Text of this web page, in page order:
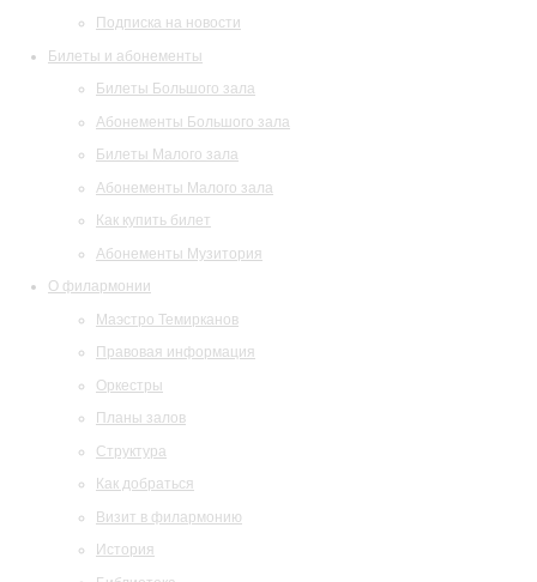
Подписка на новости
Билеты и абонементы
Билеты Большого зала
Абонементы Большого зала
Билеты Малого зала
Абонементы Малого зала
Как купить билет
Абонементы Музитория
О филармонии
Маэстро Темирканов
Правовая информация
Оркестры
Планы залов
Структура
Как добраться
Визит в филармонию
История